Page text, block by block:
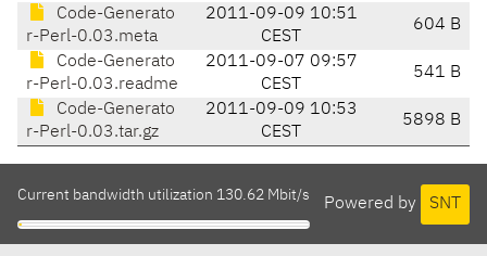
Code-Generato
r-Perl-0.03.meta
2011-09-09 10:51
CEST
604 B
Code-Generato
r-Perl-0.03.readme
2011-09-07 09:57
CEST
541 B
Code-Generato
r-Perl-0.03.tar.gz
2011-09-09 10:53
CEST
5898 B
Powered by SNT
Current bandwidth utilization 130.62 Mbit/s